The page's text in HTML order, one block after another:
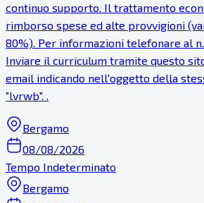
continuo supporto. Il trattamento
rimborso spese ed alte provvigioni
80%). Per informazioni telefonare al n.
Inviare il curriculum tramite questo
email indicando nell'oggetto della
"lvrwb". .
Bergamo
08/08/2026
Tempo Indeterminato
Bergamo